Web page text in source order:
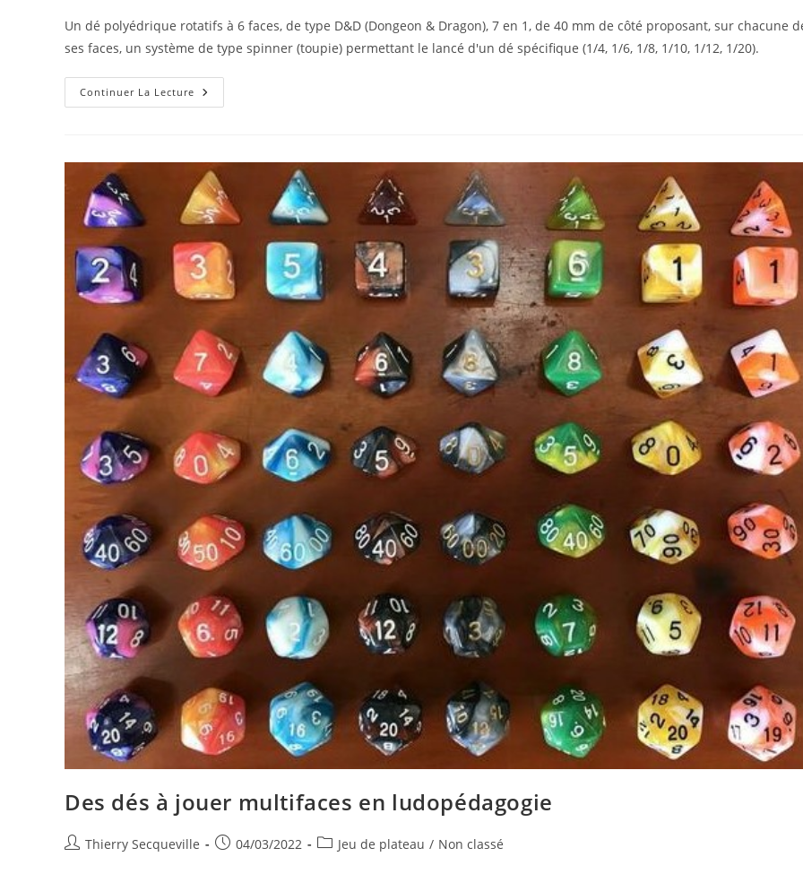
publication :
Un dé polyédrique rotatifs à 6 faces, de type D&D (Dongeon & Dragon), 7 en 1, de 40 mm de côté proposant, sur chacune
ses faces, un système de type spinner (toupie) permettant le lancé d'un dé spécifique (1/4, 1/6, 1/8, 1/10, 1/12, 1/20).
Continuer La Lecture Dé
Spinner
Des dés à jouer multifaces en ludopédagogie
Auteur/autrice
Thierry Secqueville
Publication
04/03/2022
PostJeu de plateau / Non classé